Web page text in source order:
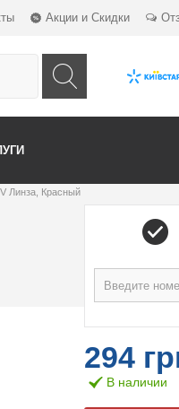
Акции и Скидки
Линза, Красный
294
В наличии